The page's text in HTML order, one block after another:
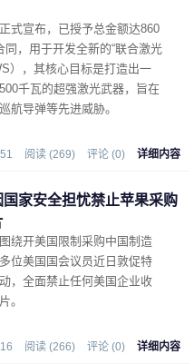
式宣布，已授予总金额达860
同，用于开发全新的“联合激光
），其核心目标是打造出一
千瓦的超强激光武器，旨在
航导弹等先进威胁。
阅读 (269) 评论 (0) 详细内容
家安全担忧禁止苹果采购
绕开美国限制采购中国制造
位美国国会议员近日敦促特
，全面禁止任何美国企业收
。
阅读 (266) 评论 (0) 详细内容